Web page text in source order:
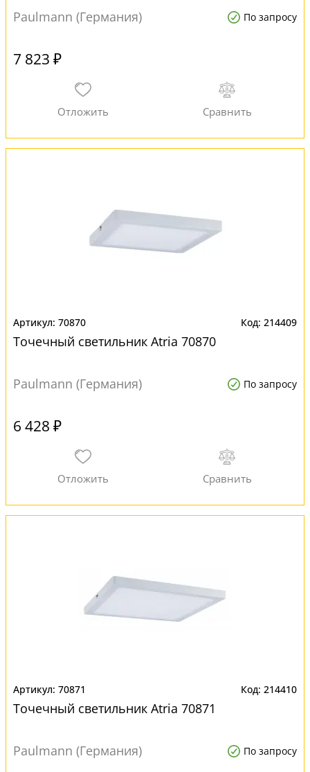
Paulmann (Германия) По запросу
7 823 ₽
70870 214409
Точечный светильник Atria 70870
Paulmann (Германия) По запросу
6 428 ₽
70871 214410
Точечный светильник Atria 70871
Paulmann (Германия) По запросу